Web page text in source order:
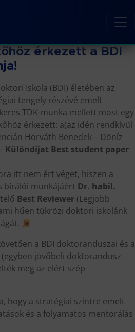
érkezett a BDI
Iskola (BDI) életében az
tengely részévé emelt
TDK-munka mellett most egy
érkezett: a(az idén rendkívül
Horváth Benedek – Döníz
Különdíjat Best student paper
itt nem ért véget, hiszen a
bírálói munkájáért Dr. habil.
Best Reviewer (Legjobb
hűen tükrözi doktori iskolánk
a BDI doktoranduszai és a
jövőbeli doktorandusz-
meg az elért szép
hogy a stratégiai szintre emelt
és a folyamatos mentorálás